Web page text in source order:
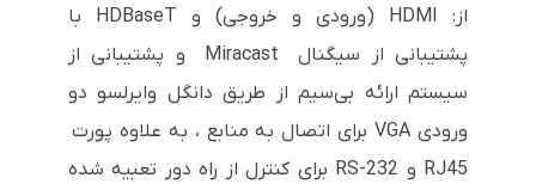
از: HDMI (ورودی و خروجی) و HDBaseT با
پشتیبانی از سیگنال Miracast و پشتیبانی از
سیستم ارائه بی‌سیم از طریق دانگل وایرلسو دو
ورودی VGA برای اتصال به منابع
، به علاوه پورت
RJ45 و RS-232 برای کنترل از راه دور تعبیه شده